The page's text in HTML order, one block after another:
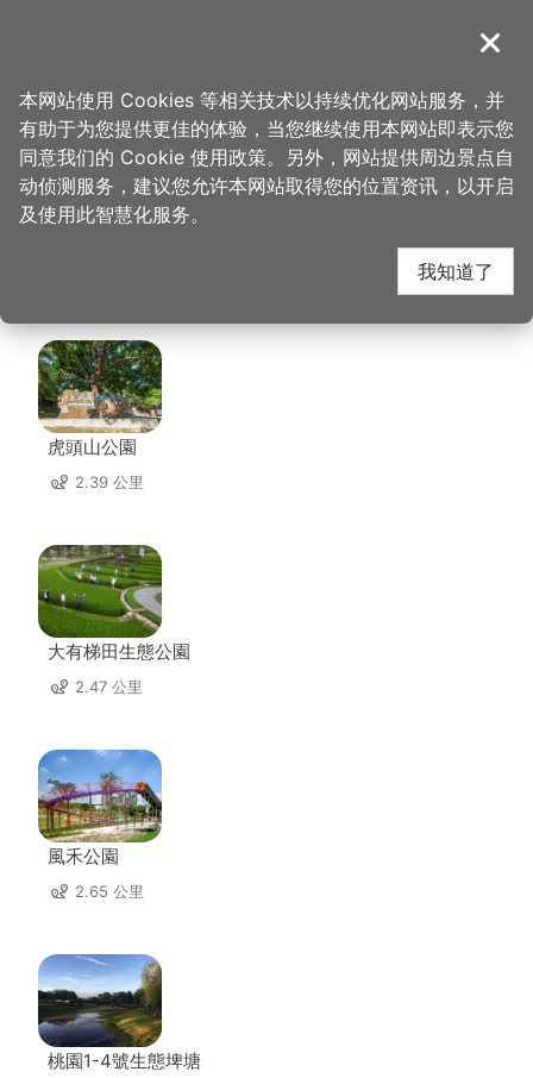
導覽
首页 > 想去的地方 > 住宿 > 绮乐文旅 桃园馆
绮乐文旅 桃园馆 周边
景点
虎頭山公園
2.39 公里
大有梯田生態公園
2.47 公里
風禾公園
2.65 公里
桃園1-4號生態埤塘
关闭
本网站使用 Cookies 等相关技术以持续优化网站服务，并
有助于为您提供更佳的体验，当您继续使用本网站即表示您
同意我们的 Cookie 使用政策。另外，网站提供周边景点自
动侦测服务，建议您允许本网站取得您的位置资讯，以开启
及使用此智慧化服务。
我知道了